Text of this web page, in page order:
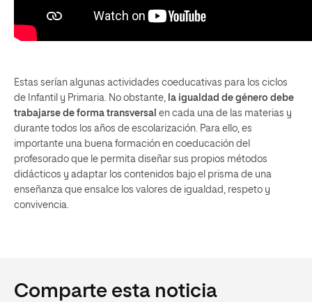
Estas serían algunas actividades coeducativas para los ciclos
de Infantil y Primaria. No obstante, la igualdad de género debe
trabajarse de forma transversal en cada una de las materias y
durante todos los años de escolarización. Para ello, es
importante una buena formación en coeducación del
profesorado que le permita diseñar sus propios métodos
didácticos y adaptar los contenidos bajo el prisma de una
enseñanza que ensalce los valores de igualdad, respeto y
convivencia.
Comparte esta noticia